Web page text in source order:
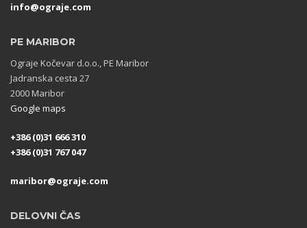
info@ograje.com
PE MARIBOR
Ograje Kočevar d.o.o., PE Maribor
Jadranska cesta 27
2000 Maribor
Google maps
+386 (0)31 666 310
+386 (0)31 767 047
maribor@ograje.com
DELOVNI ČAS